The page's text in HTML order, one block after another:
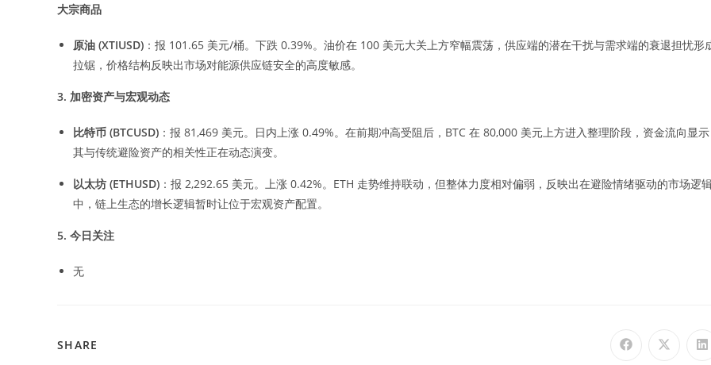
大宗商品
原油 (XTIUSD) ：报 101.65 美元/桶。下跌 0.39%。油价在 100 美元大关上方窄幅震荡，供应端的潜在干扰与需求端的衰退担忧形
拉锯，价格结构反映出市场对能源供应链安全的高度敏感。
3. 加密资产与宏观动态
比特币 (BTCUSD) ：报 81,469 美元。日内上涨 0.49%。在前期冲高受阻后，BTC 在 80,000 美元上方进入整理阶段，资金流向显示
其与传统避险资产的相关性正在动态演变。
以太坊 (ETHUSD) ：报 2,292.65 美元。上涨 0.42%。ETH 走势维持联动，但整体力度相对偏弱，反映出在避险情绪驱动的市场逻
中，链上生态的增长逻辑暂时让位于宏观资产配置。
5. 今日关注
无
SHARE